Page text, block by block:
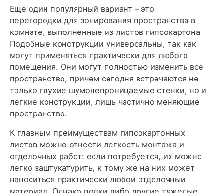
Еще один популярный вариант – это
перегородки для зонирования пространства в
комнате, выполненные из листов гипсокартона.
Подобные конструкции универсальны, так как
могут применяться практически для любого
помещения. Они могут полностью изменить все
пространство, причем сегодня встречаются не
только глухие шумонепроницаемые стенки, но и
легкие конструкции, лишь частично меняющие
пространство.
К главным преимуществам гипсокартонных
листов можно отнести легкость монтажа и
отделочных работ: если потребуется, их можно
легко заштукатурить, к тому же на них может
наноситься практически любой отделочный